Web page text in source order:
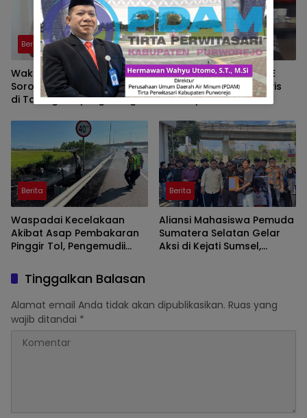
Berita
Wakil Ketua DPRD PALI
Soroti Pabrik Kelapa Sawit
di Talang Ubi yang Diduga
Berita
Aktivitas Hauling PT BSE
Resahkan Warga, Aktivis
PALI Siapkan Aksi
Gubernur
Berita
Waspadai Kecelakaan
Akibat Asap Pembakaran
Pinggir Tol, Pengemudii
Berita
Aliansi Mahasiswa Pemuda
Sumatera Selatan Gelar
Aksi di Kejati Sumsel,
Tinggalkan Balasan
Alamat email Anda tidak akan dipublikasikan. Ruas yang
wajib ditandai *